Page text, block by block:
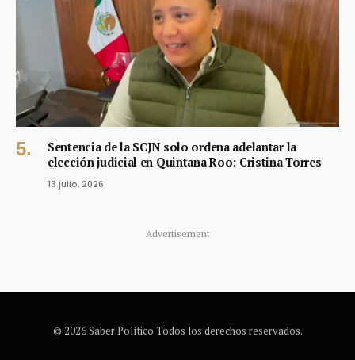
Sentencia de la SCJN solo ordena adelantar la
elección judicial en Quintana Roo: Cristina Torres
13 julio, 2026
Advertisement
© 2026 Saber Político Todos los derechos reservados.